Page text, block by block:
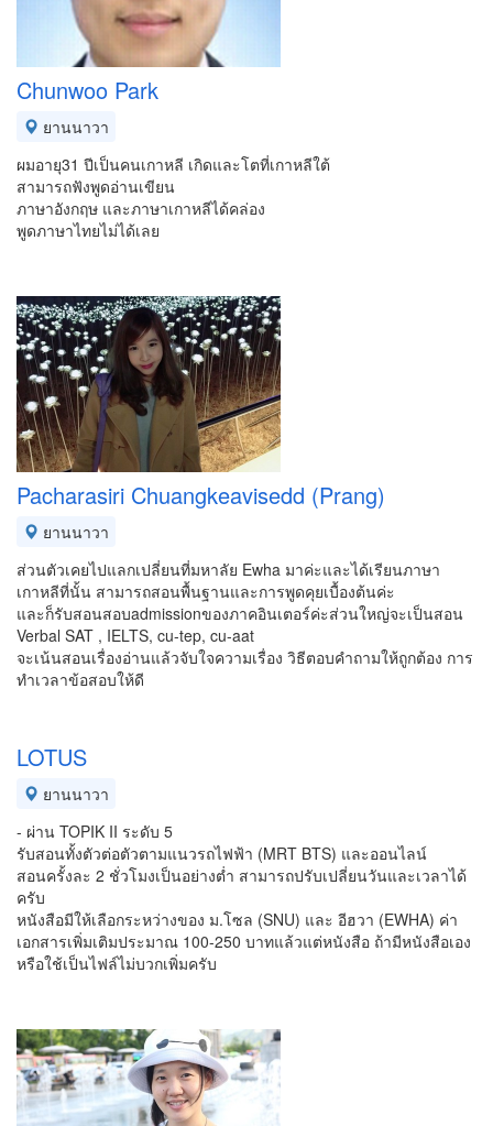
Chunwoo Park
ยานนาวา
ผมอายุ31 ปีเป็นคนเกาหลี เกิดและโตที่เกาหลีใต้
สามารถฟังพูดอ่านเขียน
ภาษาอังกฤษ และภาษาเกาหลีได้คล่อง
พูดภาษาไทยไม่ได้เลย
Pacharasiri Chuangkeavisedd (Prang)
ยานนาวา
ส่วนตัวเคยไปแลกเปลี่ยนที่มหาลัย Ewha มาค่ะและได้เรียนภาษา
เกาหลีที่นั้น สามารถสอนพื้นฐานและการพูดคุยเบื้องต้นค่ะ
และก็รับสอนสอบadmissionของภาคอินเตอร์ค่ะส่วนใหญ่จะเป็นสอน
Verbal SAT , IELTS, cu-tep, cu-aat
จะเน้นสอนเรื่องอ่านแล้วจับใจความเรื่อง วิธีตอบคำถามให้ถูกต้อง การ
ทำเวลาข้อสอบให้ดี
LOTUS
ยานนาวา
- ผ่าน TOPIK II ระดับ 5
รับสอนทั้งตัวต่อตัวตามแนวรถไฟฟ้า (MRT BTS) และออนไลน์
สอนครั้งละ 2 ชั่วโมงเป็นอย่างต่ำ สามารถปรับเปลี่ยนวันและเวลาได้
ครับ
หนังสือมีให้เลือกระหว่างของ ม.โซล (SNU) และ อีฮวา (EWHA) ค่า
เอกสารเพิ่มเติมประมาณ 100-250 บาทแล้วแต่หนังสือ ถ้ามีหนังสือเอง
หรือใช้เป็นไฟล์ไม่บวกเพิ่มครับ